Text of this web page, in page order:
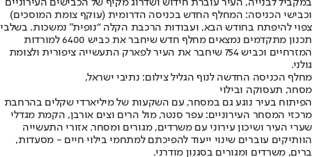
במקביל לבנייה, העיר עוברת חידוש ושדרוג מקיף של הכבישים העירוניים
וכבישי הכניסה: המחלף החדש בכניסה הדרומית (עוקף צומת המוסכים)
צפוי להיפתח בחודש הבא, ועבודות הרכבת הקלה “נופית” נמשכות. בשלבי
תכנון מתקדמים נמצאים מחלף חדש שיחבר את כביש 6400 למורדות
המזרחיים וכביש 754 שיחבר את העיר לפארק התעשייה ציפורית ולצומת
גולני.
מחלף הכניסה החדשה לנוף הגליל צילום: נתיבי ישראל,
מסחר, תעסוקה ובילוי
הפיתוח בעיר נוגע גם במסחר, עם השקעות של מיליארדי שקלים בהרחבת
מרכזי המסחר העירוניים: עפר סנטר, מול הרים וצים אורבן, הקמת מגדלי
שערי העיר ושיכון עירוני עם משרדים, מגורים ומסחר. אזורי התעשייה
הוותיקים עוברים שינוי ייעוד להפיכתם למתחמי בילוי חיים - מסעדות,
ברים, משרדים ומגורים בסגנון מודרני.